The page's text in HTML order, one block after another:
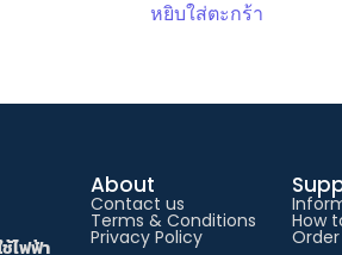
หยิบใส่ตะกร้า
ช้ไฟฟ้า
About
Contact us
Terms & Conditions
Privacy Policy
How